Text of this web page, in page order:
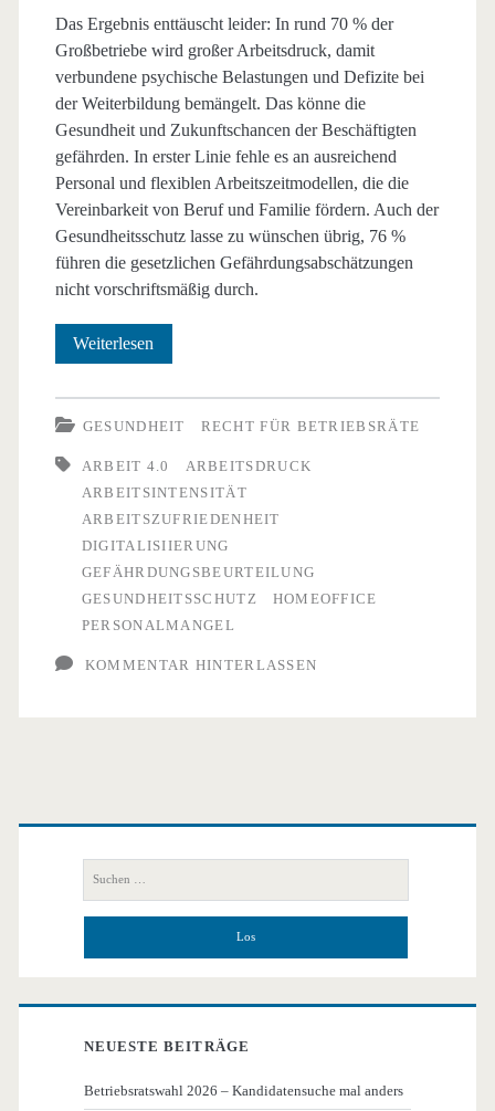
Das Ergebnis enttäuscht leider: In rund 70 % der
Großbetriebe wird großer Arbeitsdruck, damit
verbundene psychische Belastungen und Defizite bei
der Weiterbildung bemängelt. Das könne die
Gesundheit und Zukunftschancen der Beschäftigten
gefährden. In erster Linie fehle es an ausreichend
Personal und flexiblen Arbeitszeitmodellen, die die
Vereinbarkeit von Beruf und Familie fördern. Auch der
Gesundheitsschutz lasse zu wünschen übrig, 76 %
führen die gesetzlichen Gefährdungsabschätzungen
nicht vorschriftsmäßig durch.
Weiterlesen
in
deutschen
Unternehmen
GESUNDHEIT RECHT FÜR BETRIEBSRÄTE
ARBEIT 4.0
ARBEITSDRUCK
ARBEITSINTENSITÄT
ARBEITSZUFRIEDENHEIT
DIGITALISIIERUNG
GEFÄHRDUNGSBEURTEILUNG
GESUNDHEITSSCHUTZ
HOMEOFFICE
PERSONALMANGEL
KOMMENTAR HINTERLASSEN
Primäre
Seitenleiste
nach:
NEUESTE BEITRÄGE
Betriebsratswahl 2026 – Kandidatensuche mal anders